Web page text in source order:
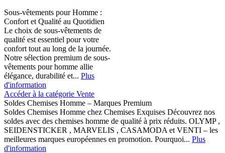
Sous-vêtements pour Homme :
Confort et Qualité au Quotidien
Le choix de sous-vêtements de
qualité est essentiel pour votre
confort tout au long de la journée.
Notre sélection premium de sous-
vêtements pour homme allie
élégance, durabilité et... Plus
d'information
Accéder à la catégorie Vente
Soldes Chemises Homme – Marques Premium
Soldes Chemises Homme chez Chemises Exquises Découvrez nos
soldes avec des chemises homme de qualité à prix réduits. OLYMP ,
SEIDENSTICKER , MARVELIS , CASAMODA et VENTI – les
meilleures marques européennes en promotion. Pourquoi... Plus
d'information